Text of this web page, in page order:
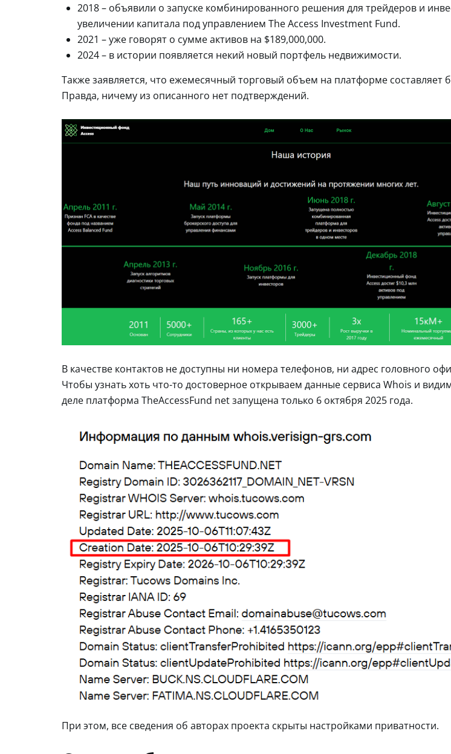
2018 – объявили о запуске комбинированного решения для трейдеров и
увеличении капитала под управлением The Access Investment Fund.
2021 – уже говорят о сумме активов на $189,000,000.
2024 – в истории появляется некий новый портфель недвижимости.
Также заявляется, что ежемесячный торговый объем на платформе составляет
Правда, ничему из описанного нет подтверждений.
В качестве контактов не доступны ни номера телефонов, ни адрес головного
Чтобы узнать хоть что-то достоверное открываем данные сервиса Whois и
деле платформа TheAccessFund net запущена только 6 октября 2025 года.
При этом, все сведения об авторах проекта скрыты настройками приватности.